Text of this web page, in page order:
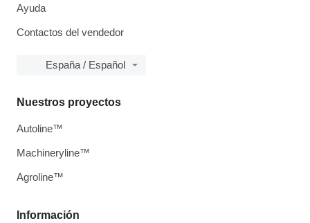
Ayuda
Contactos del vendedor
España / Español
Información
Nuestros proyectos
Autoline™
Machineryline™
Agroline™